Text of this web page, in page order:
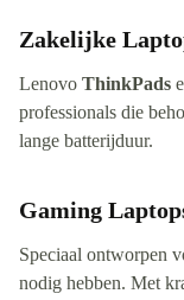
Zakelijke
Lenovo ThinkPads
professionals die
lange batterijduur.
Gaming
Speciaal ontworpen
nodig hebben. Met